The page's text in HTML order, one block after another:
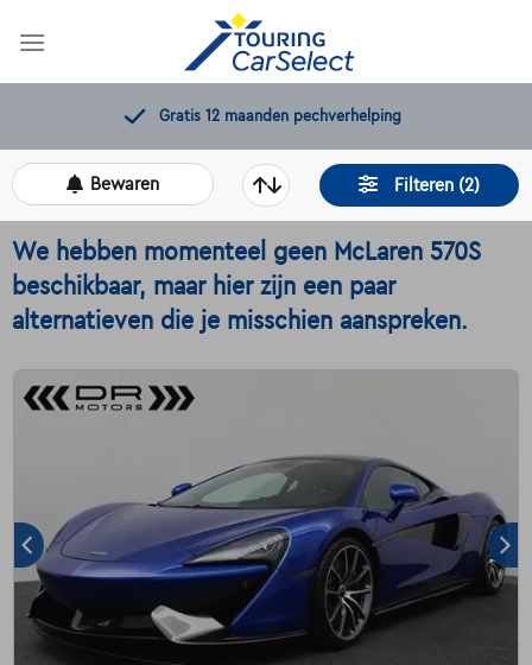
Gratis 12 maanden pechverhelping
Filteren (2)
Bewaren
We hebben momenteel geen McLaren 570S
beschikbaar, maar hier zijn een paar
alternatieven die je misschien aanspreken.